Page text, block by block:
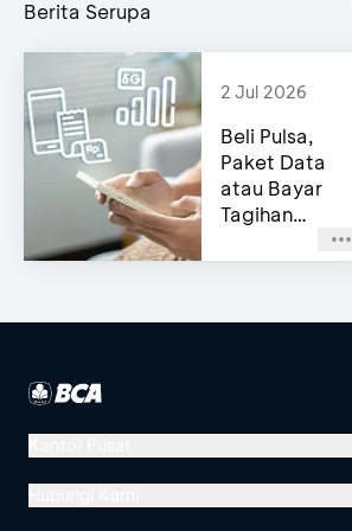
Berita Serupa
2 Jul 2026
Beli Pulsa,
Paket Data
atau Bayar
Tagihan
Pascabayar?
Bisa di e-
Menara BCA, Grand Indonesia
Jl. MH Thamrin No. 1